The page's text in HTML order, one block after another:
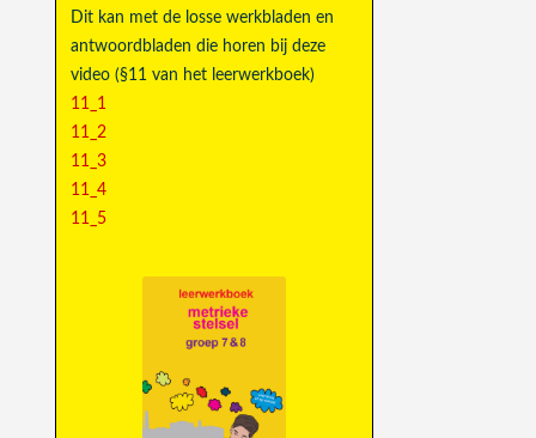
Dit kan met de losse werkbladen en
antwoordbladen die horen bij deze
video (§11 van het leerwerkboek)
11_1
11_2
11_3
11_4
11_5